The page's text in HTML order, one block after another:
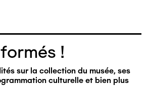
!
sur la collection du musée, ses
culturelle et bien plus